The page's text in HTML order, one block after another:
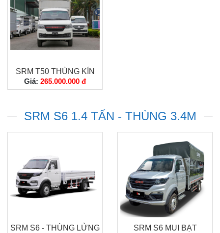
SRM T50 THÙNG KÍN
Giá: 265.000.000 đ
SRM S6 1.4 TẤN - THÙNG 3.4M
SRM S6 - THÙNG LỬNG
SRM S6 MUI BẠT